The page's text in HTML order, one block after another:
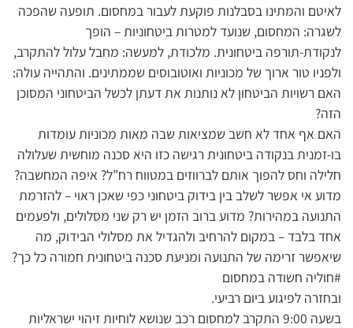
לאיטם והמתינו בסבלנות פוקעת לעבור במחסום. תופעה שהפכה
לשגרה: המחסום, שנועד למטרות ביטחוניות – הופך
לנקודת-תורפה ביטחונית. מלכודת, למעשה: מחבל עלול להתקרב,
ולפניו טור ארוך של מכוניות ואוטובוסים שממתינים. והתהייה עולה:
האם רשויות הביטחון לא נותנות את דעתן לכשל הביטחוני המסוכן
הזה?
האם אף אחד לא חשב שמציאות שבה מאות מכוניות עומדות
בו-זמנית בנקודה ביטחונית רגישה כזו היא סכנה מוחשית שעלולה
חלילה וחס להפוך אותם לברווזים במטווח רח”ל? איפה המחשבה?
מדוע אי אפשר לשלב בין בידוק ביטחוני כפי שאכן ראוי – להזרמת
התנועה במהירות? מדוע ברוב הזמן יש רק שני מסלולים, ולפעמים
אחד בלבד – במקום להרחיב ולהגדיל את מסלולי הבידוק, מה
שיאפשר זרימה של התנועה ומניעת סכנה ביטחונית חמורה כל כך?
#חוליה חשודה במחסום
ובחזרה לפיגוע ביום רביעי.
בשעה 9:00 התקרב למחסום רכב שנושא לוחיות זיהוי ישראליות